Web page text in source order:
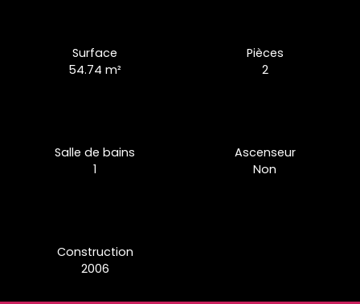
Surface
54.74m²
Pièces
2
Salle de bains
1
Ascenseur
Non
Construction
2006